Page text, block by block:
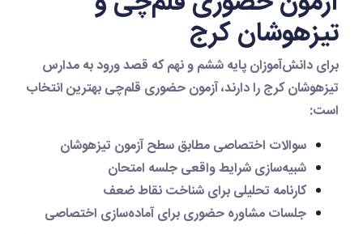
تیزهوشان کرج
برای دانش‌آموزان پایه ششم و نهم که قصد ورود به مدارس
تیزهوشان کرج را دارند، آزمون حضوری قلم‌چی بهترین انتخاب
است:
سوالات اختصاصی مطابق سطح آزمون تیزهوشان
شبیه‌سازی شرایط واقعی جلسه امتحان
کارنامه تحلیلی برای شناخت نقاط ضعف
جلسات مشاوره حضوری برای آماده‌سازی اختصاصی